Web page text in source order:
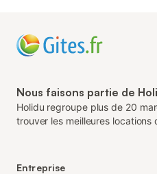
Nous faisons partie de
Holidu regroupe plus de 20
trouver les meilleures locations
Entreprise